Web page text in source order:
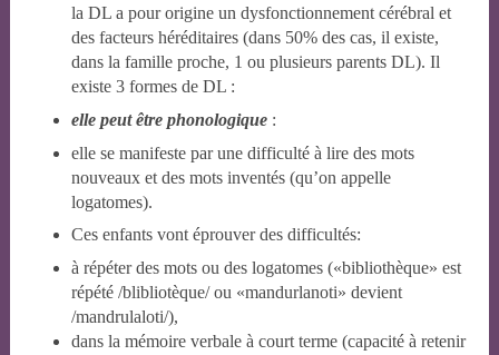
la DL a pour origine un dysfonctionnement cérébral et
des facteurs héréditaires (dans 50% des cas, il existe,
dans la famille proche, 1 ou plusieurs parents DL). Il
existe 3 formes de DL :
elle peut être phonologique :
elle se manifeste par une difficulté à lire des mots
nouveaux et des mots inventés (qu’on appelle
logatomes).
Ces enfants vont éprouver des difficultés:
à répéter des mots ou des logatomes («bibliothèque» est
répété /blibliotèque/ ou «mandurlanoti» devient
/mandrulaloti/),
dans la mémoire verbale à court terme (capacité à retenir